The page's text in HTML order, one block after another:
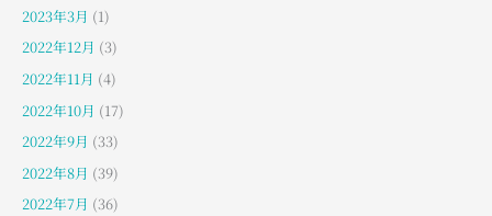
2023年3月 (1)
2022年12月 (3)
2022年11月 (4)
2022年10月 (17)
2022年9月 (33)
2022年8月 (39)
2022年7月 (36)